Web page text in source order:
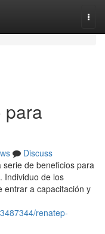
para
Discuss
serie de beneficios para
Individuo de los
entrar a capacitación y
renatep-